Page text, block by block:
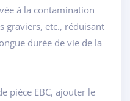
à la contamination
graviers, etc., réduisant
durée de vie de la
pièce EBC, ajouter le